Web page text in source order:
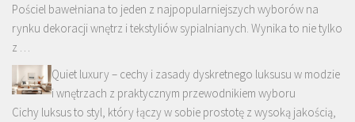
Pościel bawełniana to jeden z najpopularniejszych wyborów na
rynku dekoracji wnętrz i tekstyliów sypialnianych. Wynika to nie tylko
z …
Quiet luxury – cechy i zasady dyskretnego luksusu w modzie
i wnętrzach z praktycznym przewodnikiem wyboru
Cichy luksus to styl, który łączy w sobie prostotę z wysoką jakością,